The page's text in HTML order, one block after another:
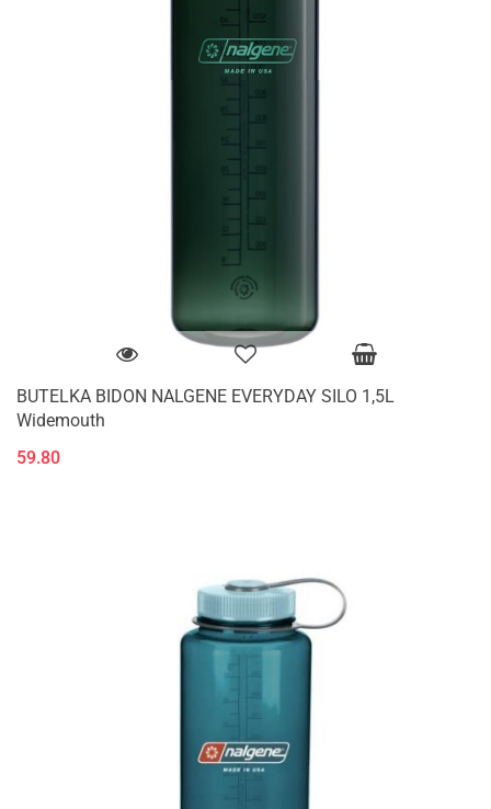
BUTELKA BIDON NALGENE EVERYDAY SILO 1,5L
Widemouth
59.80